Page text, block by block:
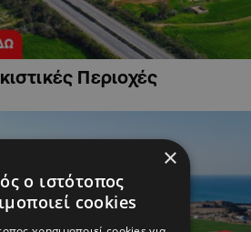
Περιοχές
×
ο ιστότοπος
cookies